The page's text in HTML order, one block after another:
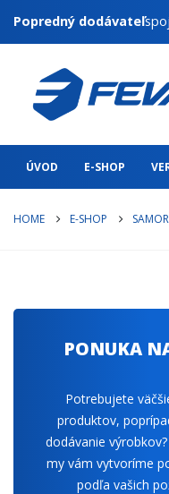
Popredný dodávateľ
ÚVOD E-SHOP
HOME E-SHOP
PONUKA
Potrebujete
produktov,
dodávanie
my vám vytvoríme
podľa vašich